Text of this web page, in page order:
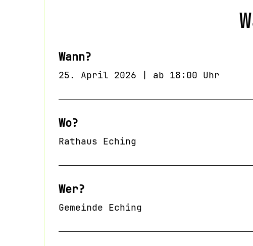
Wann?
25. April 2026 | ab 18:00 Uhr
Wo?
Rathaus Eching
Wer?
Gemeinde Eching